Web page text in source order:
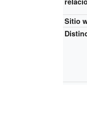
Sitio